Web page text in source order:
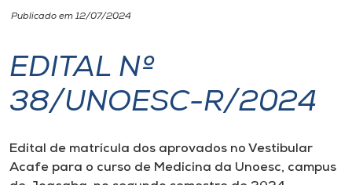
Unoesc
Internacionalização
I.nova
Diplomados
Publicado em 12/07/2024
EDITAL Nº
38/UNOESC-R/2024
Edital de matrícula dos aprovados no Vestibular
Acafe para o curso de Medicina da Unoesc, campus